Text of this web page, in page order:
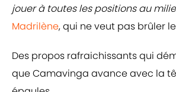
jouer à toutes les positions au
Madrilène, qui ne veut pas brûler
Des propos rafraichissants qui
que Camavinga avance avec la